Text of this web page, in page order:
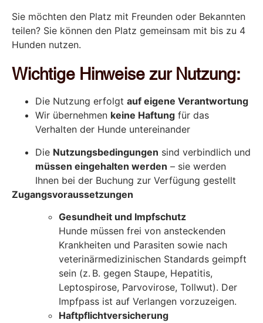
Sie möchten den Platz mit Freunden oder Bekannten
teilen? Sie können den Platz gemeinsam mit bis zu 4
Hunden nutzen.
Wichtige Hinweise zur Nutzung:
Die Nutzung erfolgt auf eigene Verantwortung
Wir übernehmen keine Haftung für das
Verhalten der Hunde untereinander
Die Nutzungsbedingungen sind verbindlich und
müssen eingehalten werden – sie werden
Ihnen bei der Buchung zur Verfügung gestellt
Zugangsvoraussetzungen
Gesundheit und Impfschutz
Hunde müssen frei von ansteckenden
Krankheiten und Parasiten sowie nach
veterinärmedizinischen Standards geimpft
sein (z. B. gegen Staupe, Hepatitis,
Leptospirose, Parvovirose, Tollwut). Der
Impfpass ist auf Verlangen vorzuzeigen.
Haftpflichtversicherung